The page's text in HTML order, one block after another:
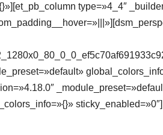
type=»4_4″
sticky_enabled=»0″]